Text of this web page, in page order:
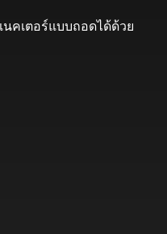
คเตอร์แบบถอดได้ด้วย